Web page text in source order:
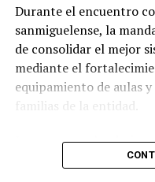
Ángela Peralta.
Reina de Fiestas
Elegibilidad: Jóvenes
municipal de San
Requisitos Generales:
Cierre de Inscripciones:
Coronación: 5 de
Durante el encuentro
sanmiguelense, la
de consolidar el mejor
mediante el
equipamiento de aulas
familias de la entidad.
Los nuevos calendarios
académica de los